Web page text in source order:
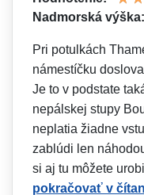
Nadmorská
Pri potulkách
námestíčku
Je to v podstate
nepálskej stupy
neplatia žiadne
zablúdi len
si aj tu môžete
pokračovať v